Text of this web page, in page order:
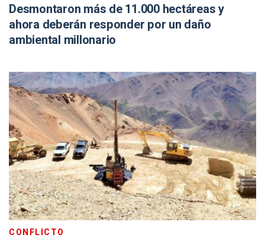
Desmontaron más de 11.000 hectáreas y
ahora deberán responder por un daño
ambiental millonario
CONFLICTO